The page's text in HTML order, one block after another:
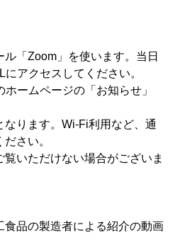
「Zoom」を使います。当日
アクセスしてください。
ームページの「お知らせ」
ります。Wi-Fi利用など、通
さい。
いただけない場合がございま
品の製造者による紹介の動画